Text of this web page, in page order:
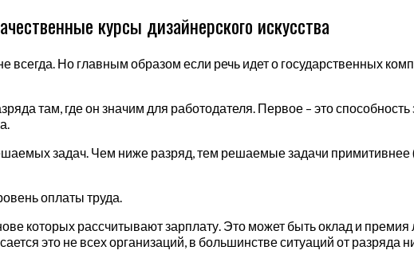
курсы дизайнерского искусства
всегда. Но главным образом если речь идет о государственных
там, где он значим для работодателя. Первое – это
задач. Чем ниже разряд, тем решаемые задачи примитивнее
оплаты труда.
которых рассчитывают зарплату. Это может быть оклад и
это не всех организаций, в большинстве ситуаций от разряда